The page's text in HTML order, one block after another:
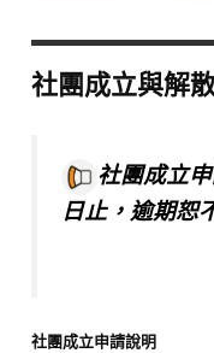
社團成立與解
社團成立
日止，逾期恕
社團成立申請說明